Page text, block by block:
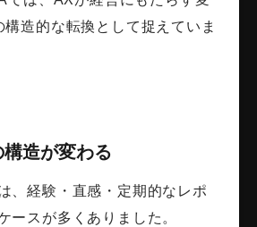
造的な転換として捉えていま
造が変わる
、経験・直感・定期的なレポ
ースが多くありました。